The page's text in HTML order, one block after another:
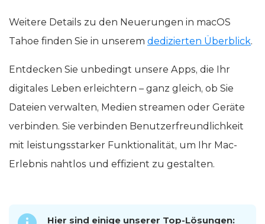
Weitere Details zu den Neuerungen in macOS
Tahoe finden Sie in unserem dedizierten Überblick.
Entdecken Sie unbedingt unsere Apps, die Ihr
digitales Leben erleichtern – ganz gleich, ob Sie
Dateien verwalten, Medien streamen oder Geräte
verbinden. Sie verbinden Benutzerfreundlichkeit
mit leistungsstarker Funktionalität, um Ihr Mac-
Erlebnis nahtlos und effizient zu gestalten.
Hier sind einige unserer Top-Lösungen: